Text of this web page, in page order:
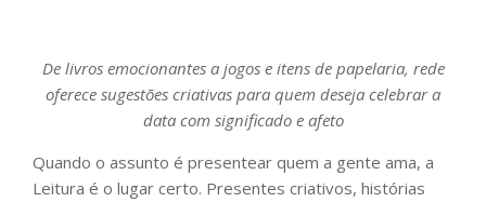
De livros emocionantes a jogos e itens de papelaria, rede
oferece sugestões criativas para quem deseja celebrar a
data com significado e afeto
Quando o assunto é presentear quem a gente ama, a
Leitura é o lugar certo. Presentes criativos, histórias